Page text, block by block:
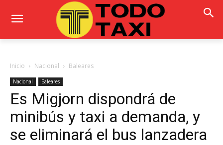
Inicio Nacional Baleares
Nacional Baleares
Es Migjorn dispondrá de
minibús y taxi a demanda, y
se eliminará el bus lanzadera